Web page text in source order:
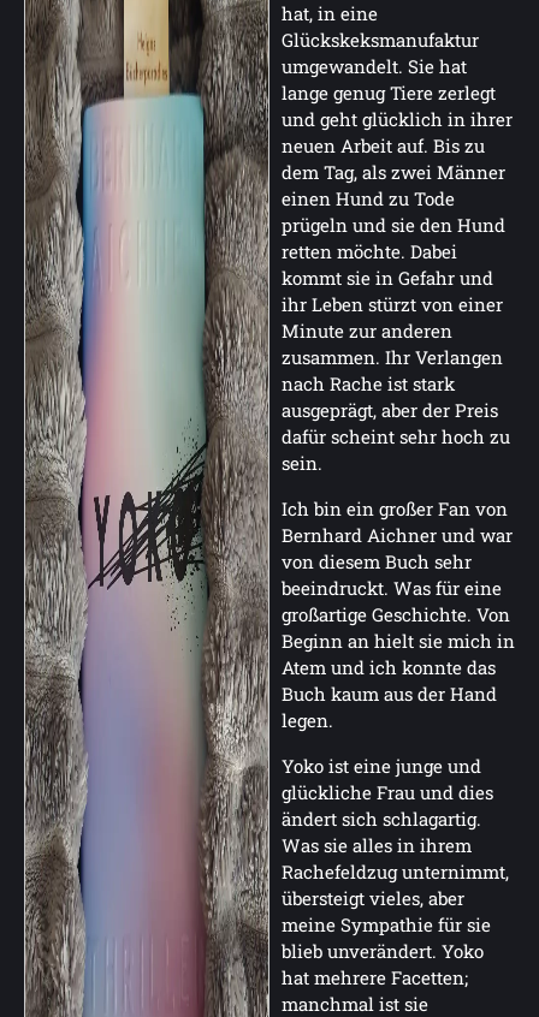
hat, in eine
Glückskeksmanufaktur
umgewandelt. Sie hat
lange genug Tiere zerlegt
und geht glücklich in ihrer
neuen Arbeit auf. Bis zu
dem Tag, als zwei Männer
einen Hund zu Tode
prügeln und sie den Hund
retten möchte. Dabei
kommt sie in Gefahr und
ihr Leben stürzt von einer
Minute zur anderen
zusammen. Ihr Verlangen
nach Rache ist stark
ausgeprägt, aber der Preis
dafür scheint sehr hoch zu
sein.
Ich bin ein großer Fan von
Bernhard Aichner und war
von diesem Buch sehr
beeindruckt. Was für eine
großartige Geschichte. Von
Beginn an hielt sie mich in
Atem und ich konnte das
Buch kaum aus der Hand
legen.
Yoko ist eine junge und
glückliche Frau und dies
ändert sich schlagartig.
Was sie alles in ihrem
Rachefeldzug unternimmt,
übersteigt vieles, aber
meine Sympathie für sie
blieb unverändert. Yoko
hat mehrere Facetten;
manchmal ist sie